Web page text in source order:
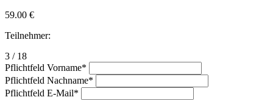
59.00 €
Teilnehmer:
3 / 18
Pflichtfeld Vorname*
Pflichtfeld Nachname*
Pflichtfeld E-Mail*